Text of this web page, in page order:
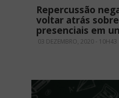
Repercussão
voltar atrás
presenciais em
03 DEZEMBRO, 2020 - 10H43